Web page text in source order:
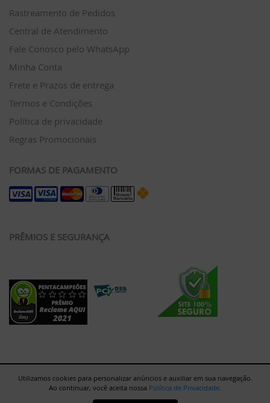
Rastreamento de Pedidos
Central de Atendimento
Fale Conosco pelo WhatsApp
Minha Conta
Frete e Prazos de entrega
Termos e Condições
Política de privacidade
Regras Promocionais
FORMAS DE PAGAMENTO
PRÊMIOS E SEGURANÇA
Utilizamos cookies para personalizar anúncios e auxiliar em sua navegação.
Ao continuar, você aceita nossa Política de Privacidade.